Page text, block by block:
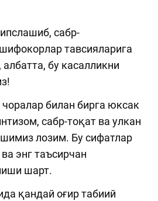
сабр-
тавсияларига
бу касалликни
билан бирга юксак
сабр-тоқат ва улкан
лозим. Бу сифатлар
энг таъсирчан
шарт.
қандай оғир табиий